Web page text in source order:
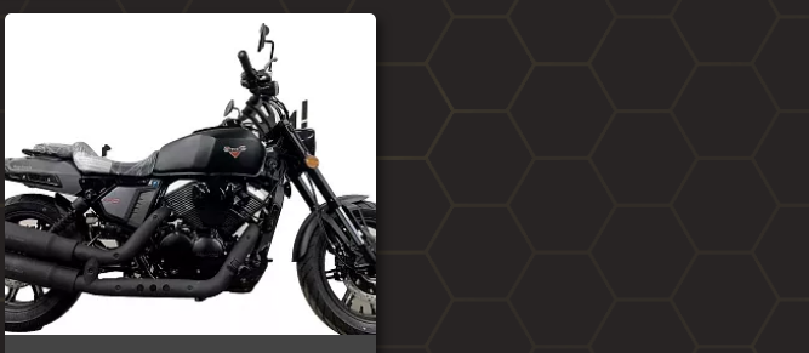
Русская механика
HND
VOGE
ATAKI
BAJAJ
BSE
GAOKIN
GR
KOVE